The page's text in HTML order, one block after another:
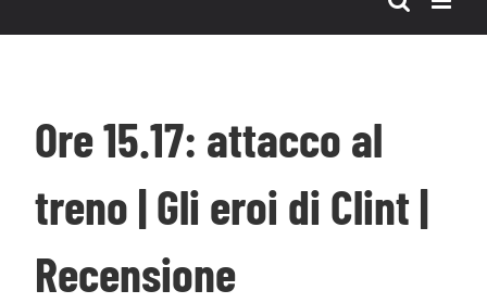
Ore 15.17: attacco al
treno | Gli eroi di Clint |
Recensione